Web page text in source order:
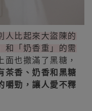
人比起來大盜陳的
和「奶香重」的需
面也撒滿了黑糖，
茶香、奶香和黑糖
嚼勁，讓人愛不釋